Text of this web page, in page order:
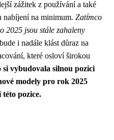
zážitek z používání a také
nabíjení na minimum. Zatímco
2025 jsou stále zahaleny
i nadále klást důraz na
které osloví širokou
si vybudovala silnou pozici
modely pro rok 2025
pozice.